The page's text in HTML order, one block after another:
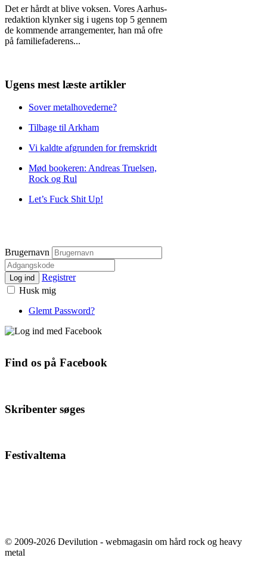
Det er hårdt at blive voksen. Vores Aarhus-
redaktion klynker sig i ugens top 5 gennem
de kommende arrangementer, han må ofre
på familiefaderens...
Ugens mest læste artikler
Sover metalhovederne?
Tilbage til Arkham
Vi kaldte afgrunden for fremskridt
Mød bookeren: Andreas Truelsen,
Rock og Rul
Let’s Fuck Shit Up!
Brugernavn
Log ind
Registrer
Husk mig
Glemt Password?
Find os på Facebook
Skribenter søges
Festivaltema
© 2009-2026 Devilution - webmagasin om hård rock og heavy
metal